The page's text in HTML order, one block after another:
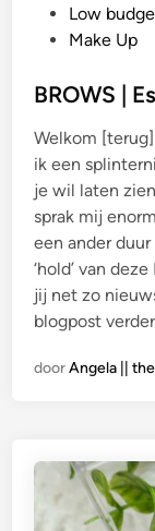
t
t
i
n
Low
Make Up
BROWS |
Welkom
ik een
je wil laten
sprak mij
een ander
‘hold’ van
jij net zo
blogpost
doorAngela ||